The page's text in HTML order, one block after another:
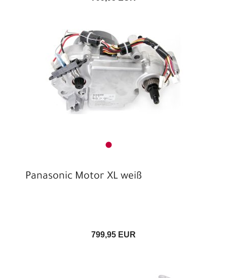
Panasonic Motor XL weiß
799,95 EUR